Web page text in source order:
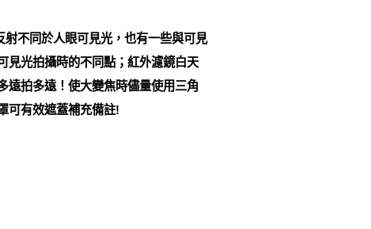
不同於人眼可見光，也有一些與可見
見光拍攝時的不同點；紅外濾鏡白天
遠拍多遠！使大變焦時儘量使用三角
可有效遮蓋補充備註!